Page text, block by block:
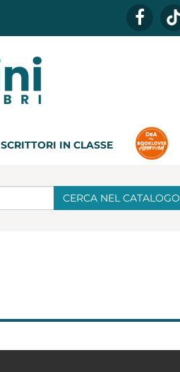
SCRITTORI IN CLASSE
CERCA NEL CATALOGO